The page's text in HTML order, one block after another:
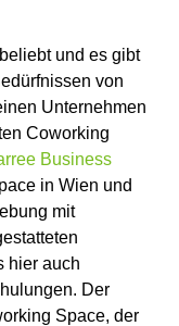
und es gibt
von
Unternehmen
Coworking
Business
in Wien und
mit
hier auch
Der
Space, der